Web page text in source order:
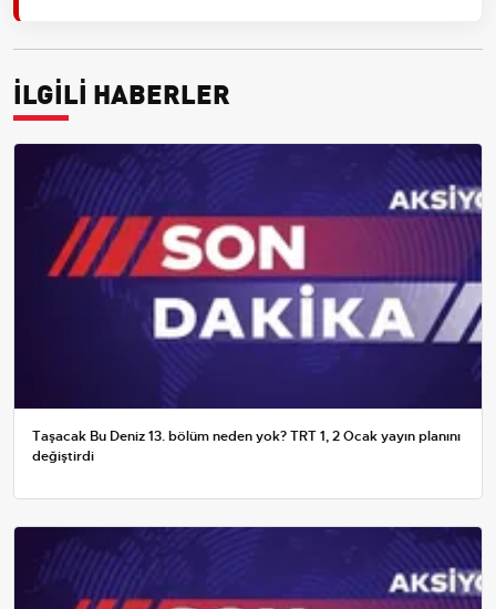
İLGİLİ HABERLER
Taşacak Bu Deniz 13. bölüm neden yok? TRT 1, 2 Ocak yayın planını
değiştirdi